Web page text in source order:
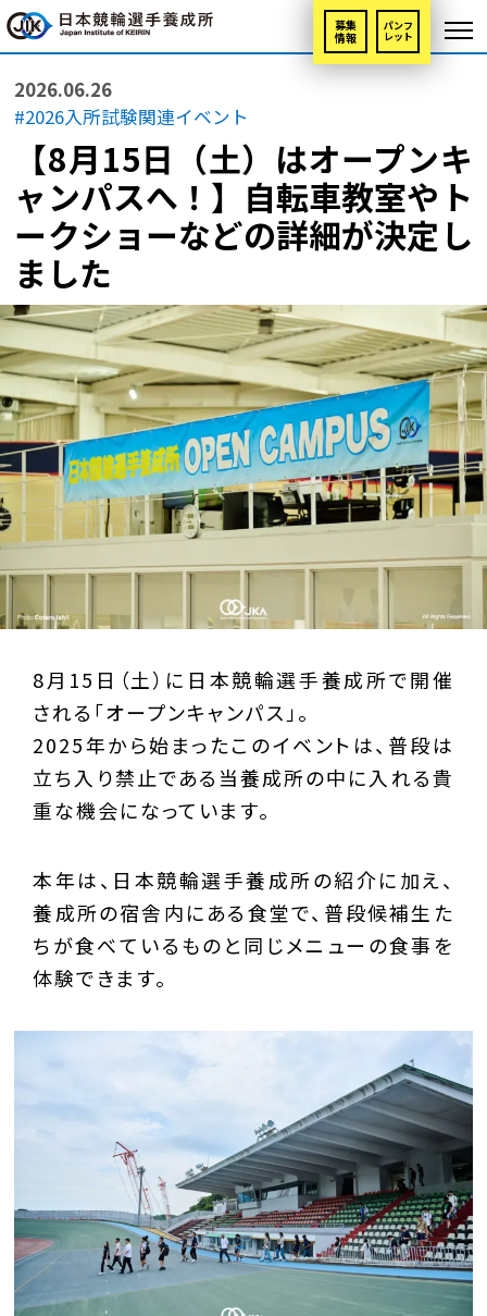
募集
情報
パンフ
レット
2026.06.26
#2026入所試験関連イベント
【8月15日（土）はオープンキ
ャンパスへ！】自転車教室やト
ークショーなどの詳細が決定し
ました
8月15日（土）に日本競輪選手養成所で開催
される「オープンキャンパス」。
2025年から始まったこのイベントは、普段は
立ち入り禁止である当養成所の中に入れる貴
重な機会になっています。
本年は、日本競輪選手養成所の紹介に加え、
養成所の宿舎内にある食堂で、普段候補生た
ちが食べているものと同じメニューの食事を
体験できます。